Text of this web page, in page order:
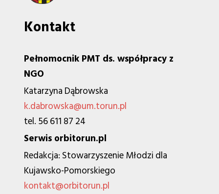
Kontakt
Pełnomocnik PMT ds. współpracy z
NGO
Katarzyna Dąbrowska
k.dabrowska@um.torun.pl
tel. 56 611 87 24
Serwis orbitorun.pl
Redakcja: Stowarzyszenie Młodzi dla
Kujawsko-Pomorskiego
kontakt@orbitorun.pl